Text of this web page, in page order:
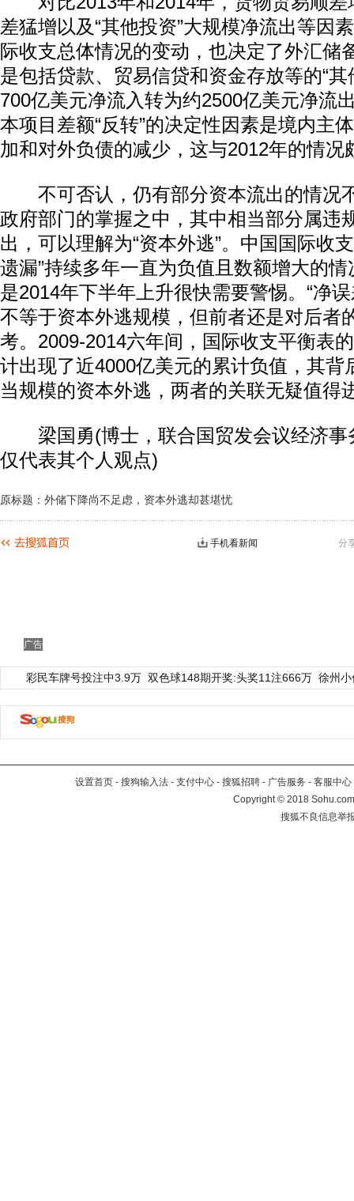
差猛增以及“其他投资”大规模净流出等因
际收支总体情况的变动，也决定了外汇储
是包括贷款、贸易信贷和资金存放等的“其
700亿美元净流入转为约2500亿美元净流
本项目差额“反转”的决定性因素是境内主
加和对外负债的减少，这与2012年的情况
不可否认，仍有部分资本流出的情况
政府部门的掌握之中，其中相当部分属违
出，可以理解为“资本外逃”。中国国际收
遗漏”持续多年一直为负值且数额增大的
是2014年下半年上升很快需要警惕。“净
不等于资本外逃规模，但前者还是对后者
考。2009-2014六年间，国际收支平衡表
计出现了近4000亿美元的累计负值，其背
当规模的资本外逃，两者的关联无疑值得
梁国勇(博士，联合国贸发会议经济事
仅代表其个人观点)
原标题：外储下降尚不足虑，资本外逃却甚堪忧
分
手机看新闻
广告
彩民车牌号投注中3.9万 双色球148期开奖:头奖11注666万 徐州
设置首页 - 搜狗输入法 - 支付中心 - 搜狐招聘 - 广告服务 - 客服中心
Copyright©2018
搜狐不良信息举